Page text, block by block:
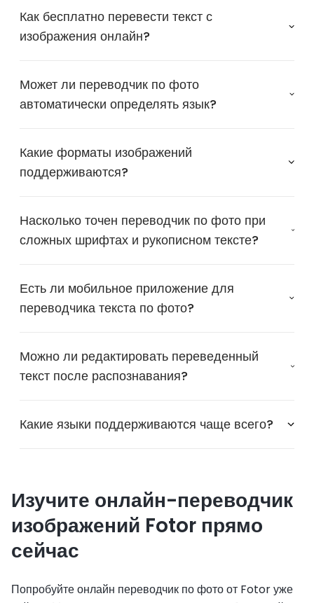
Как бесплатно перевести текст с
изображения онлайн?
Может ли переводчик по фото
автоматически определять язык?
Какие форматы изображений
поддерживаются?
Насколько точен переводчик по фото при
сложных шрифтах и рукописном тексте?
Есть ли мобильное приложение для
переводчика текста по фото?
Можно ли редактировать переведенный
текст после распознавания?
Какие языки поддерживаются чаще всего?
Изучите онлайн-переводчик
изображений Fotor прямо
сейчас
Попробуйте онлайн переводчик по фото от Fotor уже